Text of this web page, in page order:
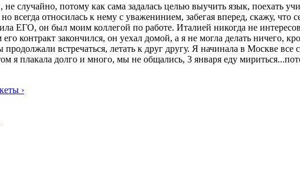
случайно, потому как сама задалась целью выучить язык, поехать
всегда относилась к нему с уваженинием, забегая вперед, скажу,
ЕГО, он был моим коллегой по работе. Италией никогда не
контракт закончился, он уехал домой, а я не могла делать ничего,
встречаться, летать к друг другу. Я начинала в Москве все
я плакала долго и много, мы не общались, 3 января еду
›